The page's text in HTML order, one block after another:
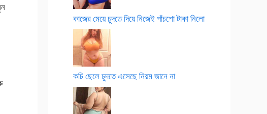
কাজের মেয়ে চুদতে দিয়ে নিজেই পাঁচশো টাকা নিলো
কচি ছেলে চুদতে এসেছে নিয়ম জানে না